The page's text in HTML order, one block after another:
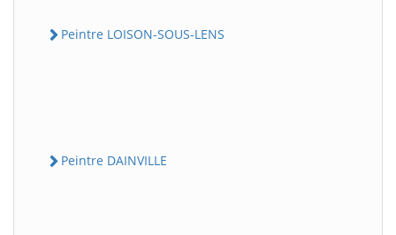
Peintre LOISON-SOUS-LENS
Peintre DAINVILLE